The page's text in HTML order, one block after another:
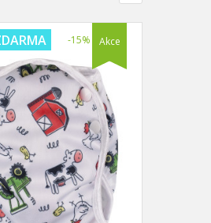
Akce
-15%